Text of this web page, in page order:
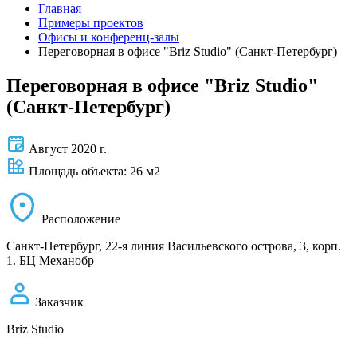
Главная
Примеры проектов
Офисы и конференц-залы
Переговорная в офисе "Briz Studio" (Санкт-Петербург)
Переговорная в офисе "Briz Studio"
(Санкт-Петербург)
Август 2020 г.
Площадь объекта: 26 м2
Расположение
Санкт-Петербург, 22-я линия Васильевского острова, 3, корп.
1. БЦ Механобр
Заказчик
Briz Studio